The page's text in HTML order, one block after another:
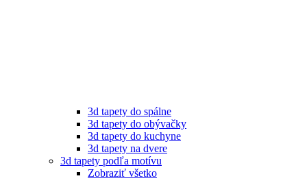
3d tapety do spálne
3d tapety do obývačky
3d tapety do kuchyne
3d tapety na dvere
3d tapety podľa motívu
Zobraziť všetko